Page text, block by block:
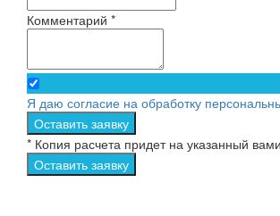
Комментарий *
Я даю согласие на обработку
Оставить заявку
* Копия расчета придет на указанный
Оставить заявку